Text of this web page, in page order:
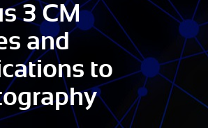
3 CM
and
to